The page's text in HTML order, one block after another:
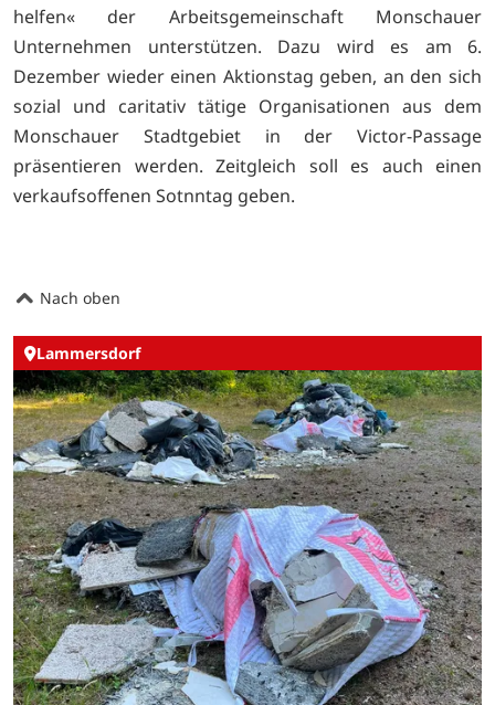
helfen« der Arbeitsgemeinschaft Monschauer
Unternehmen unterstützen. Dazu wird es am 6.
Dezember wieder einen Aktionstag geben, an den sich
sozial und caritativ tätige Organisationen aus dem
Monschauer Stadtgebiet in der Victor-Passage
präsentieren werden. Zeitgleich soll es auch einen
verkaufsoffenen Sotnntag geben.
Nach oben
Lammersdorf